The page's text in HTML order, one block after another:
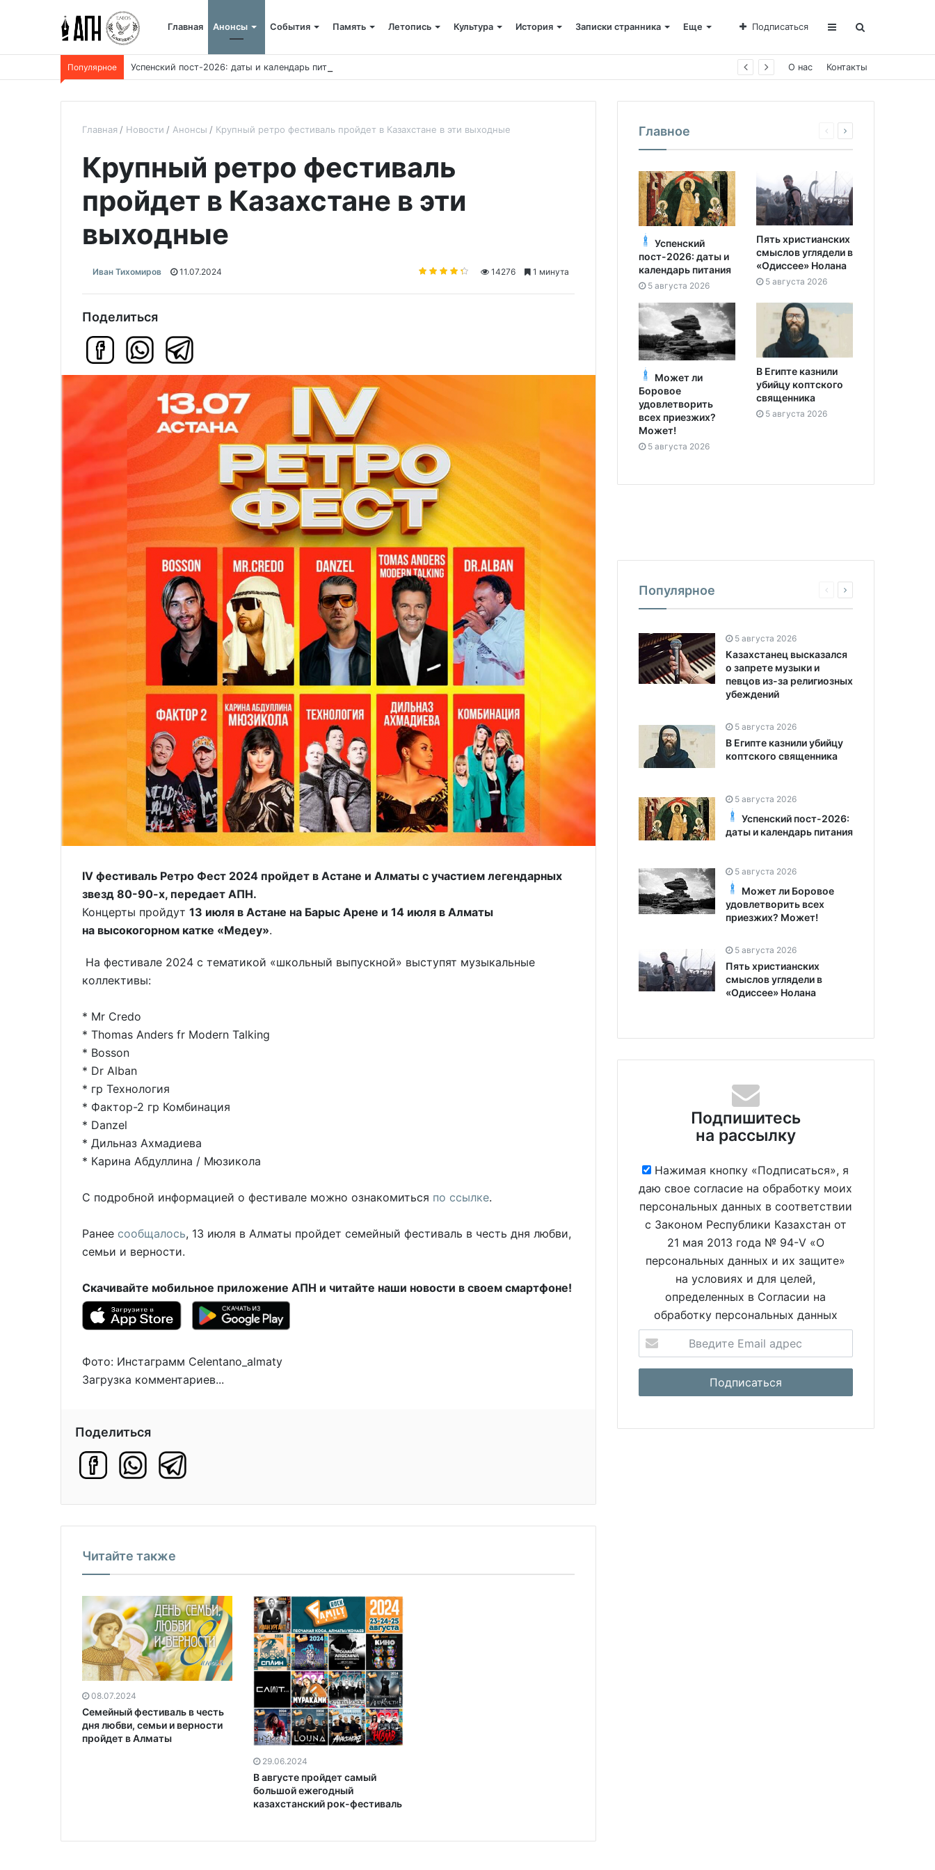
Главная Анонсы События Память Летопись Культура История Записки странника Еще Подписаться
Популярное Успенский пост-2026: даты и календарь питания О нас Контакты
Главная Новости Анонсы Крупный ретро фестиваль пройдет в Казахстане в эти выходные
Крупный ретро фестиваль
пройдет в Казахстане в эти
выходные
Иван Тихомиров 11.07.2024 14276 1 минута
Поделиться
IV фестиваль Ретро Фест 2024 пройдет в Астане и Алматы с участием легендарных
звезд 80-90-х, передает АПН.
Концерты пройдут 13 июля в Астане на Барыс Арене и 14 июля в Алматы
на высокогорном катке «Медеу».
На фестивале 2024 с тематикой «школьный выпускной» выступят музыкальные
коллективы:
* Mr Credo
* Thomas Anders fr Modern Talking
* Bosson
* Dr Alban
* гр Технология
* Фактор-2 гр Комбинация
* Danzel
* Дильназ Ахмадиева
* Карина Абдуллина / Мюзикола
С подробной информацией о фестивале можно ознакомиться по ссылке.
Ранее сообщалось, 13 июля в Алматы пройдет семейный фестиваль в честь дня любви,
семьи и верности.
Скачивайте мобильное приложение АПН и читайте наши новости в своем смартфоне!
Фото: Инстаграмм Celentano_almaty
Загрузка комментариев...
Поделиться
Читайте также
08.07.2024
Семейный фестиваль в честь
дня любви, семьи и верности
пройдет в Алматы
29.06.2024
В августе пройдет самый
большой ежегодный
казахстанский рок-фестиваль
Главное
Успенский
пост-2026: даты и
календарь питания
5 августа 2026
Пять христианских
смыслов углядели в
«Одиссее» Нолана
5 августа 2026
Может ли
Боровое
удовлетворить
всех приезжих?
Может!
5 августа 2026
В Египте казнили
убийцу коптского
священника
5 августа 2026
Популярное
5 августа 2026
Казахстанец высказался
о запрете музыки и
певцов из-за религиозных
убеждений
5 августа 2026
В Египте казнили убийцу
коптского священника
5 августа 2026
Успенский пост-2026:
даты и календарь питания
5 августа 2026
Может ли Боровое
удовлетворить всех
приезжих? Может!
5 августа 2026
Пять христианских
смыслов углядели в
«Одиссее» Нолана
Подпишитесь
на рассылку
Нажимая кнопку «Подписаться», я
даю свое согласие на обработку моих
персональных данных в соответствии
с Законом Республики Казахстан от
21 мая 2013 года № 94-V «О
персональных данных и их защите»
на условиях и для целей,
определенных в Согласии на
обработку персональных данных